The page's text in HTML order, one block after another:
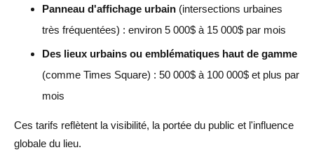
Panneau d'affichage urbain (intersections urbaines
très fréquentées) : environ 5 000$ à 15 000$ par mois
Des lieux urbains ou emblématiques haut de gamme
(comme Times Square) : 50 000$ à 100 000$ et plus par
mois
Ces tarifs reflètent la visibilité, la portée du public et l'influence
globale du lieu.